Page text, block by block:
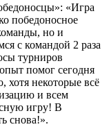
«Игра
победоносное
но и
с командой 2 раза
турниров
помог сегодня
хотя некоторые всё
и всем
игру! В
снова!».